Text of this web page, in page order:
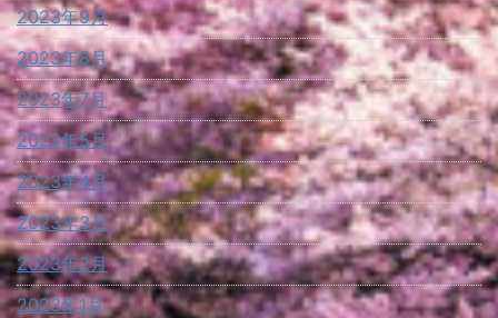
2023年9月
2023年8月
2023年7月
2023年5月
2023年4月
2023年3月
2023年2月
2023年1月